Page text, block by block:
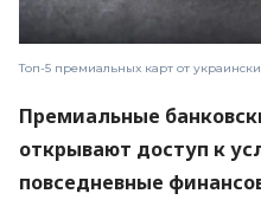
Топ-5 премиальных карт от
Премиальные
открывают доступ к
повседневные